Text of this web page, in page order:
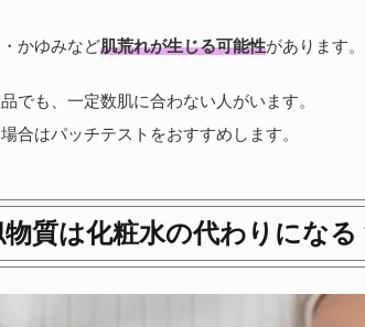
かゆみなど肌荒れが生じる可能性があります。
でも、一定数肌に合わない人がいます。
合はパッチテストをおすすめします。
質は化粧水の代わりになる